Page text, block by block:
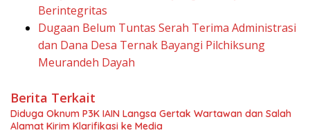
Berintegritas
Dugaan Belum Tuntas Serah Terima Administrasi
dan Dana Desa Ternak Bayangi Pilchiksung
Meurandeh Dayah
Berita Terkait
Diduga Oknum P3K IAIN Langsa Gertak Wartawan dan Salah
Alamat Kirim Klarifikasi ke Media